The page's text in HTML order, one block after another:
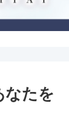
たを